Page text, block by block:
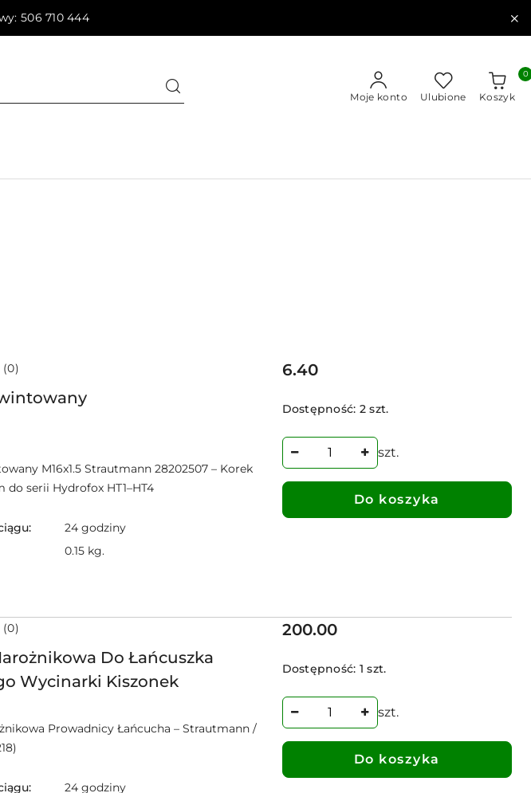
506 710 444
Moje konto Ulubione Koszyk
0
(0)
M16x1.5 Strautmann 28202507 – Korek
do serii Hydrofox HT1–HT4
24 godziny
0.15 kg.
Cena:
6.40
Dostępność: 2 szt.
szt.
Do koszyka
Do Łańcuszka
Wycinarki Kiszonek
(0)
Prowadnicy Łańcucha – Strautmann /
24 godziny
Cena:
200.00
Dostępność: 1 szt.
szt.
Do koszyka